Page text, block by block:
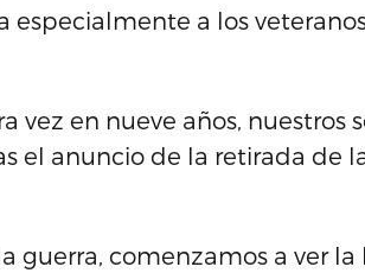
especialmente a los
vez en nueve años, nuestros
el anuncio de la retirada de
guerra, comenzamos a ver la